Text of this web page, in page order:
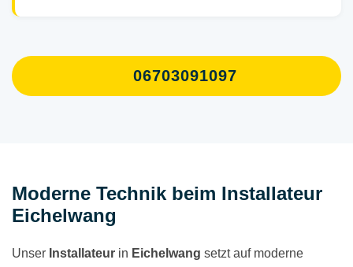
06703091097
Moderne Technik beim Installateur
Eichelwang
Unser Installateur in Eichelwang setzt auf moderne